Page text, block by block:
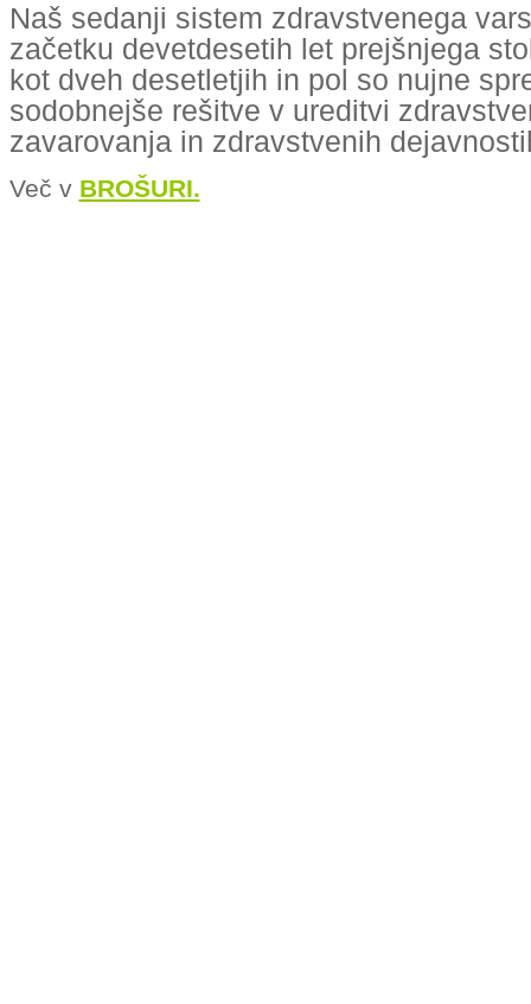
Naš sedanji sistem zdravstvenega
začetku devetdesetih let prejšnjega
kot dveh desetletjih in pol so nujne
sodobnejše rešitve v ureditvi
zavarovanja in zdravstvenih
Več v BROŠURI.